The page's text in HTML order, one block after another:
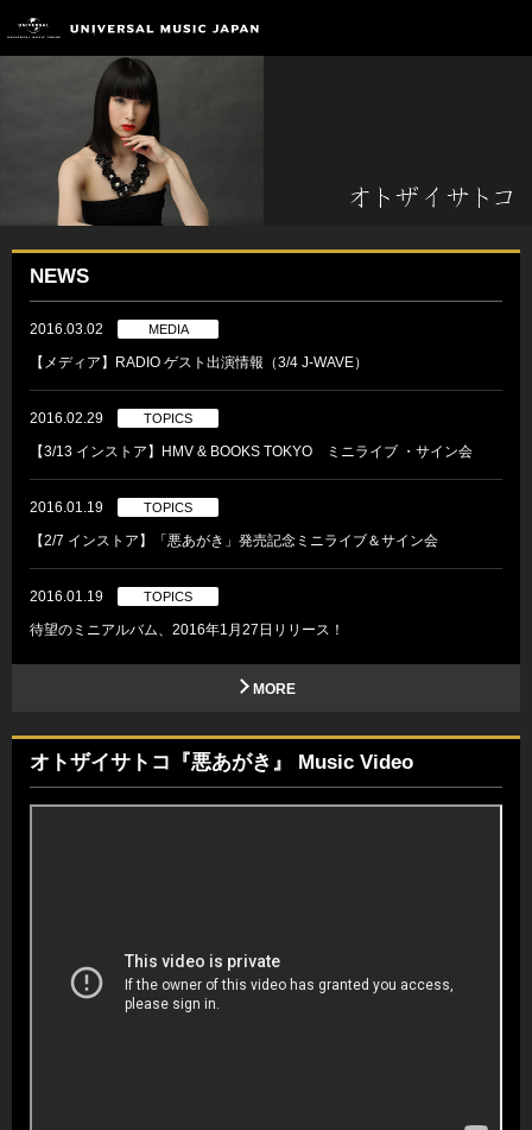
NEWS
2016.03.02 MEDIA
【メディア】RADIO ゲスト出演情報（3/4 J-WAVE）
2016.02.29 TOPICS
【3/13 インストア】HMV & BOOKS TOKYO ミニライブ ・サイン会
2016.01.19 TOPICS
【2/7 インストア】「悪あがき」発売記念ミニライブ＆サイン会
2016.01.19 TOPICS
待望のミニアルバム、2016年1月27日リリース！
MORE
オトザイサトコ『悪あがき』 Music Video